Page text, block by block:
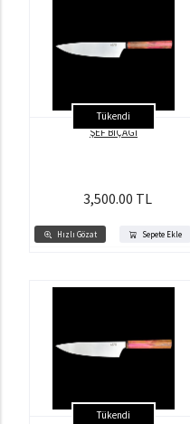
Tükendi
Hızlı Gözat Sepete Ekle
ŞEF BIÇAĞI
3,500.00 TL
Tükendi